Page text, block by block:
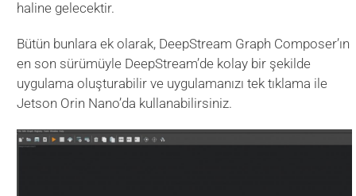
haline gelecektir.
Bütün bunlara ek olarak, DeepStream Graph Composer’ın
en son sürümüyle DeepStream’de kolay bir şekilde
uygulama oluşturabilir ve uygulamanızı tek tıklama ile
Jetson Orin Nano’da kullanabilirsiniz.